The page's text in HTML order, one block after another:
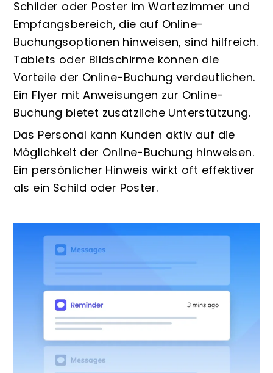
Schilder oder Poster im Wartezimmer und
Empfangsbereich, die auf Online-
Buchungsoptionen hinweisen, sind hilfreich.
Tablets oder Bildschirme können die
Vorteile der Online-Buchung verdeutlichen.
Ein Flyer mit Anweisungen zur Online-
Buchung bietet zusätzliche Unterstützung.
Das Personal kann Kunden aktiv auf die
Möglichkeit der Online-Buchung hinweisen.
Ein persönlicher Hinweis wirkt oft effektiver
als ein Schild oder Poster.